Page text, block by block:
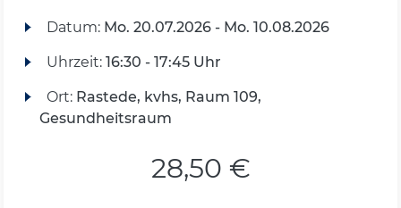
Datum: Mo. 20.07.2026 - Mo. 10.08.2026
Uhrzeit: 16:30 - 17:45 Uhr
Ort: Rastede, kvhs, Raum 109,
Gesundheitsraum
28,50 €